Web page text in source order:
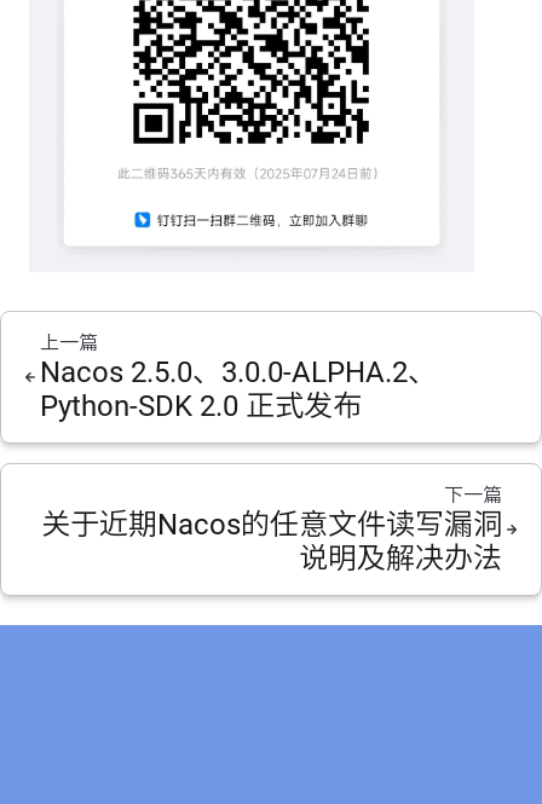
上一篇
Nacos 2.5.0、3.0.0-ALPHA.2、
Python-SDK 2.0 正式发布
下一篇
关于近期Nacos的任意文件读写漏洞
说明及解决办法